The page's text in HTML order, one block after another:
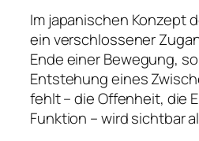
Im japanischen Konzept
ein verschlossener
Ende einer Bewegung,
Entstehung eines
fehlt – die Offenheit, die
Funktion – wird sichtbar